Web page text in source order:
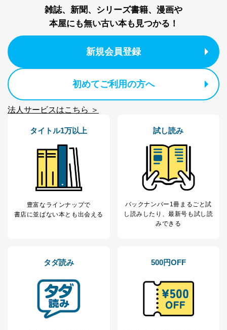
雑誌、新聞、シリーズ書籍、漫画や
本屋にも無い古い本も見つかる！
新規会員登録
初めてご利用の方へ
法人サービスはこちら ＞
タイトル1万以上
豊富なラインナップで
書店に並ばない本とも出会える
試し読み
バックナンバー1冊まるごと試
し読み したり、最新号も試し読
みできる
タダ読み 500円OFF